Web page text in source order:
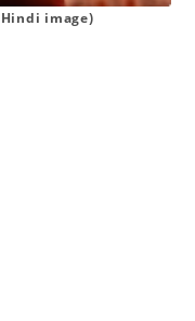
image)